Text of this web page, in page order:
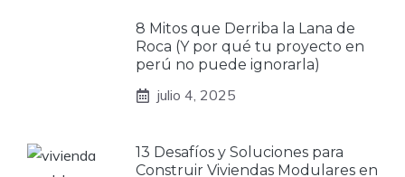
8 Mitos que Derriba la Lana de
Roca (Y por qué tu proyecto en
perú no puede ignorarla)
julio 4, 2025
13 Desafíos y Soluciones para
Construir Viviendas Modulares en